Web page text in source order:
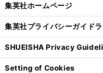
集英社ホームページ
集英社プライバシーガイド
SHUEISHA Privacy
Setting of Cookies